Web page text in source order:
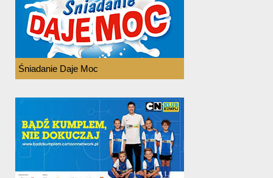
Śniadanie Daje Moc